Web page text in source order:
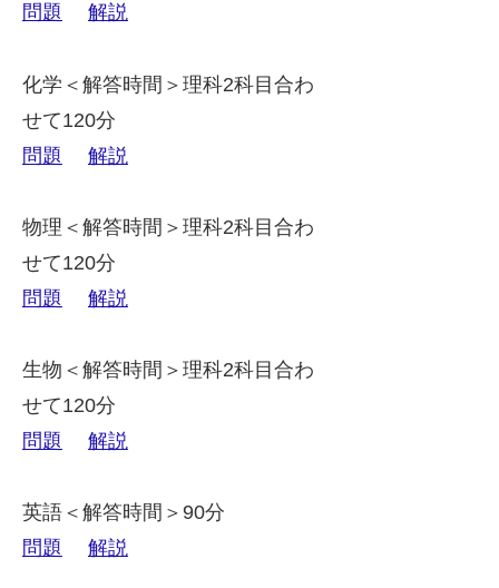
問題
解説
化学＜解答時間＞理科2科目合わ
せて120分
問題
解説
物理＜解答時間＞理科2科目合わ
せて120分
問題
解説
生物＜解答時間＞理科2科目合わ
せて120分
問題
解説
英語＜解答時間＞90分
問題
解説